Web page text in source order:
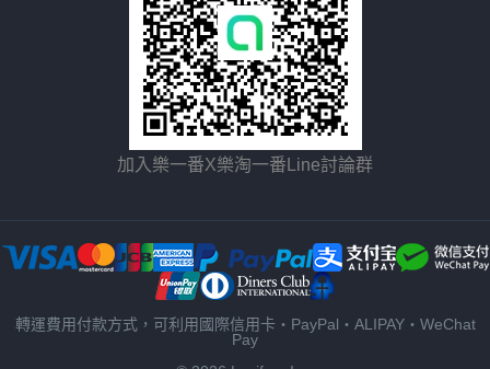
加入樂一番X樂淘一番Line討論群
轉運費用付款方式，可利用國際信用卡・PayPal・ALIPAY・WeChat
Pay